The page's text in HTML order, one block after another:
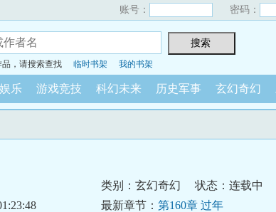
账号： 密码：
，请搜索查找 临时书架 我的书架
乐 游戏竞技 科幻未来 历史军事 玄幻奇幻
类别：玄幻奇幻
状态：连载中
最新章节： 第160章 过年